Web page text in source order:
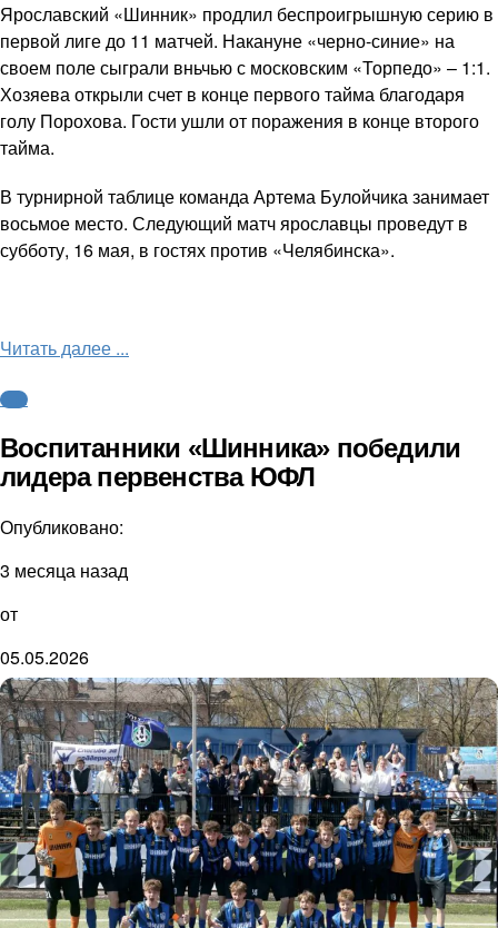
Ярославский «Шинник» продлил беспроигрышную серию в
первой лиге до 11 матчей. Накануне «черно-синие» на
своем поле сыграли вньчью с московским «Торпедо» – 1:1.
Хозяева открыли счет в конце первого тайма благодаря
голу Порохова. Гости ушли от поражения в конце второго
тайма.
В турнирной таблице команда Артема Булойчика занимает
восьмое место. Следующий матч ярославцы проведут в
субботу, 16 мая, в гостях против «Челябинска».
Читать далее ...
ФНЛ
Воспитанники «Шинника» победили
лидера первенства ЮФЛ
Опубликовано:
3 месяца назад
от
05.05.2026